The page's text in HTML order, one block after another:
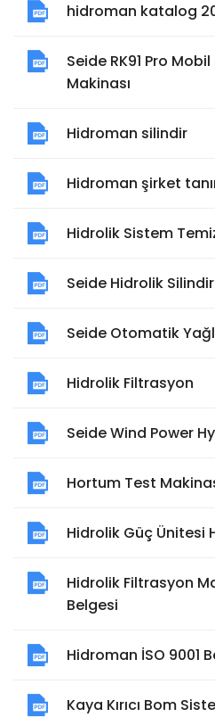
hidroman katalog
Seide RK91 Pro
Makinası
Hidroman silindir
Hidroman şirket
Hidrolik Sistem
Seide Hidrolik Silindir
Seide Otomatik
Hidrolik Filtrasyon
Seide Wind Power
Hortum Test
Hidrolik Güç Ünitesi
Hidrolik Filtrasyon
Belgesi
Hidroman İSO 9001
Kaya Kırıcı Bom